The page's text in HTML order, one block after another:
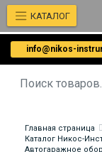
info@nikos-
КАТАЛОГ
Главная страница
Каталог Никос-
Автогаражное